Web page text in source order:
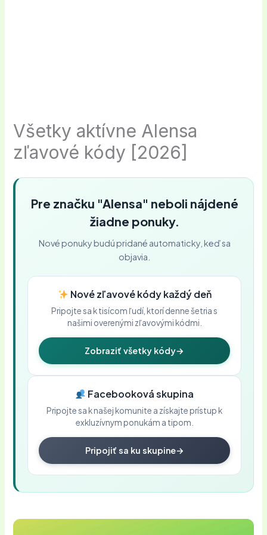
Všetky aktívne Alensa
zľavové kódy [2026]
Pre značku "Alensa" neboli nájdené
žiadne ponuky.
Nové ponuky budú pridané automaticky, keď sa
objavia.
Nové zľavové kódy každý deň
Pripojte sa k tisícom ľudí, ktorí denne šetria s
našimi overenými zľavovými kódmi.
Zobraziť všetky kódy→
Facebooková skupina
Pripojte sa k našej komunite a získajte prístup k
exkluzívnym ponukám a tipom.
Pripojiť sa ku skupine→